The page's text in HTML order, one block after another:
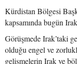
Kürdistan Bölgesi
kapsamında bugün
Görüşmede Irak’taki
olduğu engel ve
gelişmelerin Irak ve